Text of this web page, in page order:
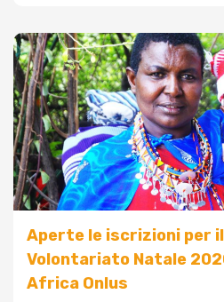
Aperte le iscrizioni per
Volontariato Natale
Africa Onlus